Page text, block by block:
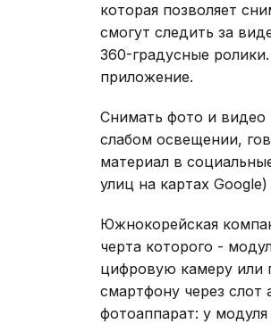
которая позволяет
смогут следить за
360-градусные
приложение.
Снимать фото и видео
слабом освещении,
материал в
улиц на картах
Южнокорейская
черта которого -
цифровую камеру или
смартфону через слот
фотоаппарат: у